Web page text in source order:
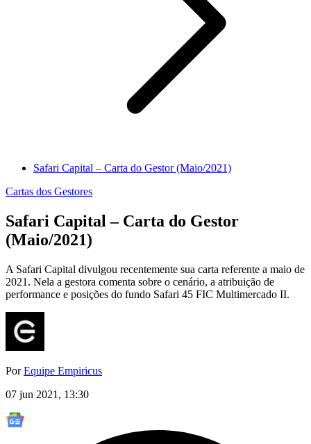
Safari Capital – Carta do Gestor (Maio/2021)
Cartas dos Gestores
Safari Capital – Carta do Gestor
(Maio/2021)
A Safari Capital divulgou recentemente sua carta referente a maio de
2021. Nela a gestora comenta sobre o cenário, a atribuição de
performance e posições do fundo Safari 45 FIC Multimercado II.
PorEquipe Empiricus
07 jun 2021, 13:30